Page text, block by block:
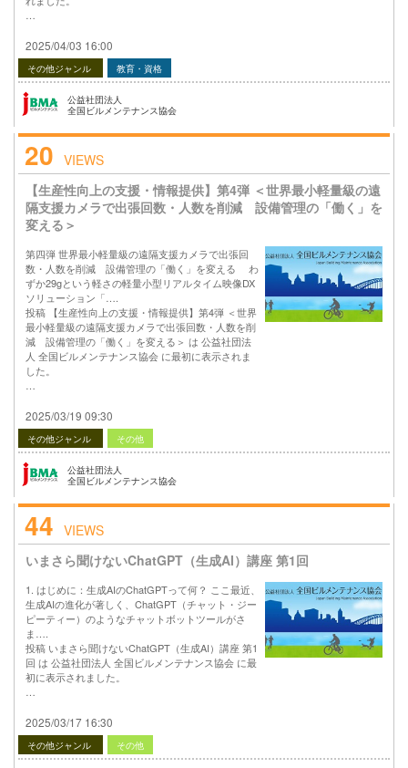
2025/04/03 16:00
その他ジャンル 教育・資格
公益社団法人
全国ビルメンテナンス協会
20 VIEWS
【生産性向上の支援・情報提供】第4弾 ＜世界最小軽量級の遠
隔支援カメラで出張回数・人数を削減 設備管理の「働く」を
変える＞
第四弾 世界最小軽量級の遠隔支援カメラで出張回
数・人数を削減 設備管理の「働く」を変える わ
ずか29gという軽さの軽量小型リアルタイム映像DX
ソリューション「….
投稿 【生産性向上の支援・情報提供】第4弾 ＜世界
最小軽量級の遠隔支援カメラで出張回数・人数を削
減 設備管理の「働く」を変える＞ は 公益社団法
人 全国ビルメンテナンス協会 に最初に表示されま
した。
2025/03/19 09:30
その他ジャンル その他
公益社団法人
全国ビルメンテナンス協会
44 VIEWS
いまさら聞けないChatGPT（生成AI）講座 第1回
1. はじめに：生成AIのChatGPTって何？ ここ最近、
生成AIの進化が著しく、ChatGPT（チャット・ジー
ピーティー）のようなチャットボットツールがさ
ま….
投稿 いまさら聞けないChatGPT（生成AI）講座 第1
回 は 公益社団法人 全国ビルメンテナンス協会 に最
初に表示されました。
2025/03/17 16:30
その他ジャンル その他